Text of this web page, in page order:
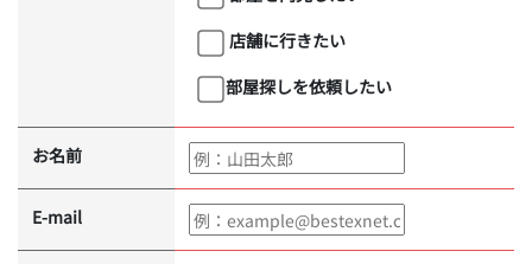
店舗に行きたい
部屋探しを依頼したい
お名前
E-mail